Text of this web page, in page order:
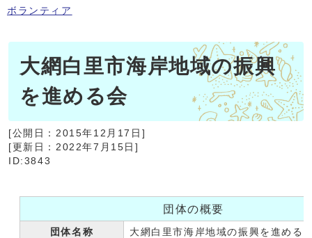
ボランティア
大網白里市海岸地域の振興
を進める会
[公開日： 2015年12月17日 ]
[更新日： 2022年7月15日 ]
ID:3843
団体の概要
団体名称
大網白里市海岸地域の振興を進める